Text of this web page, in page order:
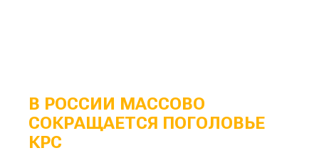
В РОССИИ МАССОВО
СОКРАЩАЕТСЯ ПОГОЛОВЬЕ
КРС